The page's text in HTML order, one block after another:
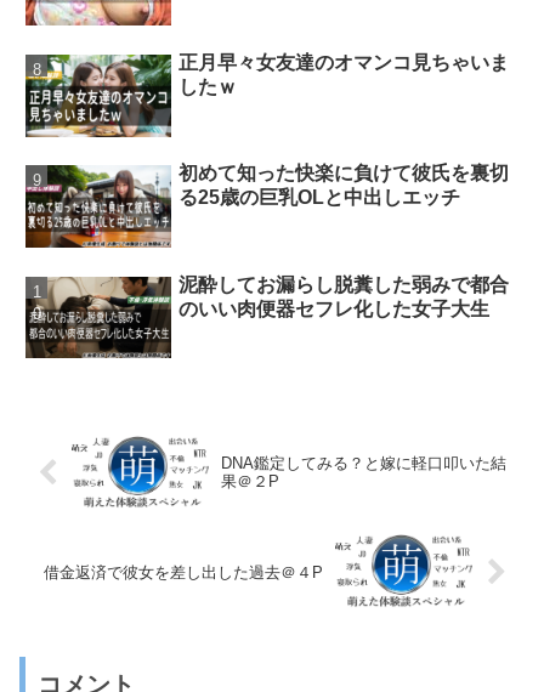
正月早々女友達のオマンコ見ちゃいま
したｗ
初めて知った快楽に負けて彼氏を裏切
る25歳の巨乳OLと中出しエッチ
泥酔してお漏らし脱糞した弱みで都合
のいい肉便器セフレ化した女子大生
DNA鑑定してみる？と嫁に軽口叩いた結
果＠２P
借金返済で彼女を差し出した過去＠４P
コメント